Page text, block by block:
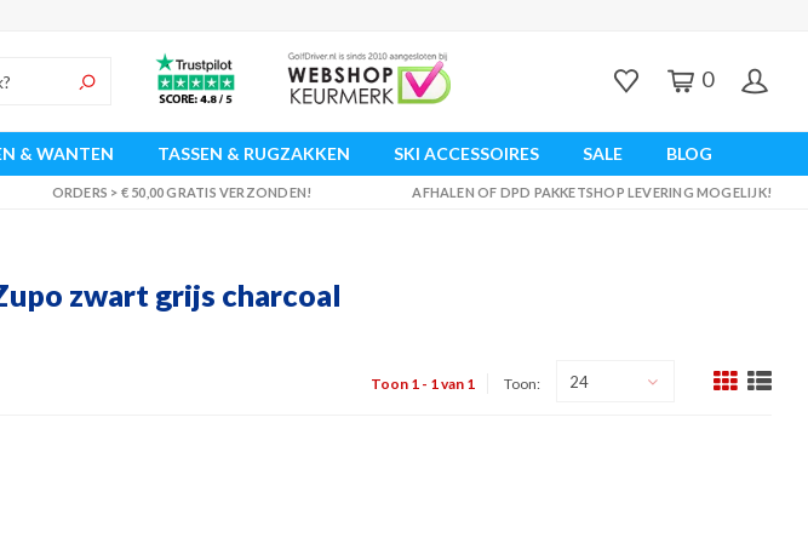
0
& WANTEN TASSEN & RUGZAKKEN SKI ACCESSOIRES SALE BLOG
ORDERS > € 50,00 GRATIS VERZONDEN! AFHALEN OF DPD PAKKETSHOP LEVERING MOGELIJK!
zwart grijs charcoal
Toon 1 - 1 van 1 Toon: 24